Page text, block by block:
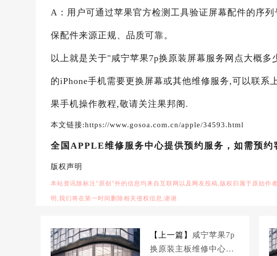
A：用户可通过苹果官方检测工具验证屏幕配件的序
保配件来源正规、品质可靠。
以上就是关于"咸宁苹果7p换原装屏幕服务网点大概
的iPhone手机需要更换屏幕或其他维修服务,可以联系
果手机操作教程,敬请关注果邦阁.
本文链接:https://www.gosoa.com.cn/apple/34593.html
全国APPLE维修服务中心提供预约服务，如需预约
版权声明
本站资讯除标注“原创”外的信息均来自互联网以及网友投稿,版权归属于原始
明,我们将在第一时间删除相关侵权信息,谢谢.
【上一篇】
咸宁苹果7p
换原装主板维修中心大